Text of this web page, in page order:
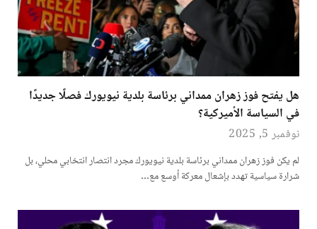
هل يفتح فوز زهران ممداني برئاسة بلدية نيويورك فصلًا جديدًا
في السياسة الأميركية؟
نوفمبر 5, 2025
لم يكن فوز زهران ممداني برئاسة بلدية نيويورك مجرد انتصار انتخابي محلي، بل
شرارة سياسية تهدد بإشعال معركة أوسع مع…